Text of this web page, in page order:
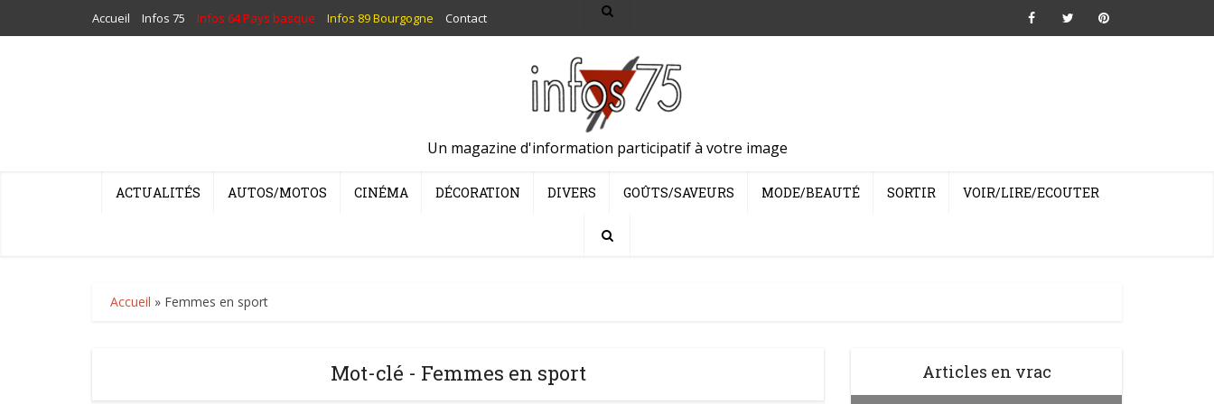
Accueil Infos 75 Infos 64 Pays basque Infos 89 Bourgogne Contact
Un magazine d'information participatif à votre image
ACTUALITÉS AUTOS/MOTOS CINÉMA DÉCORATION DIVERS GOÛTS/SAVEURS MODE/BEAUTÉ SORTIR VOIR/LIRE/ECOUTER
Accueil » Femmes en sport
Mot-clé - Femmes en sport Articles en vrac